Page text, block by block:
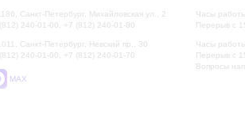
Санкт-Петербург, Михайловская ул., 2
240-01-00, +7 (812) 240-01-80
Санкт-Петербург, Невский пр., 30
240-01-00, +7 (812) 240-01-70
MAX
Часы
Перерыв с
Часы
Перерыв с
Вопросы